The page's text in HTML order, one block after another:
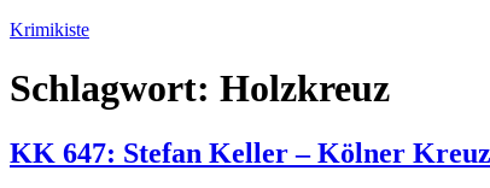
Zum
springen
Krimikiste
Schlagwort: Holzkreuz
KK 647: Stefan Keller – Kölner